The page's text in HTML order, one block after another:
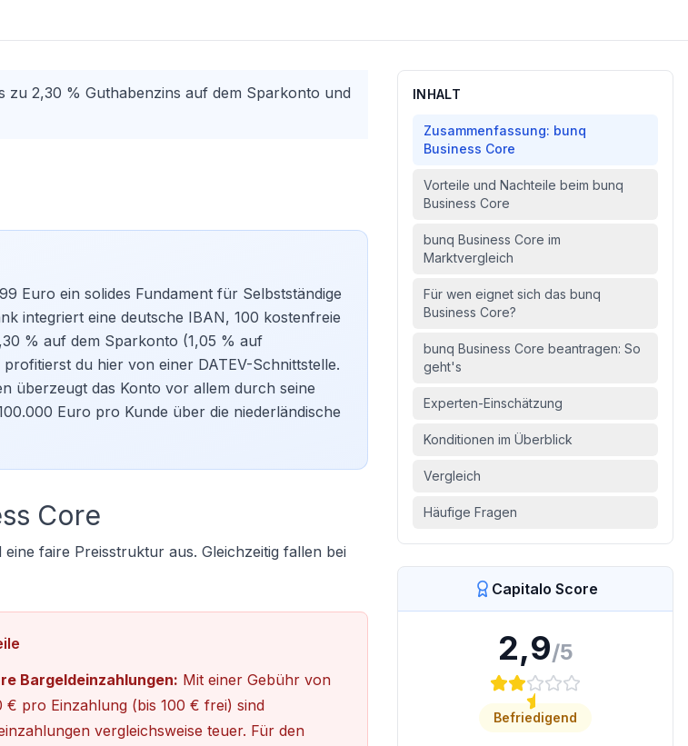
zu 2,30 % Guthabenzins auf dem Sparkonto und
Euro ein solides Fundament für Selbstständige
integriert eine deutsche IBAN, 100 kostenfreie
% auf dem Sparkonto (1,05 % auf
du hier von einer DATEV-Schnittstelle.
überzeugt das Konto vor allem durch seine
Euro pro Kunde über die niederländische
Core
faire Preisstruktur aus. Gleichzeitig fallen bei
Bargeldeinzahlungen: Mit einer Gebühr von
€ pro Einzahlung (bis 100 € frei) sind
vergleichsweise teuer. Für den
INHALT
Zusammenfassung: bunq
Business Core
Vorteile und Nachteile beim bunq
Business Core
bunq Business Core im
Marktvergleich
Für wen eignet sich das bunq
Business Core?
bunq Business Core beantragen: So
geht's
Experten-Einschätzung
Konditionen im Überblick
Vergleich
Häufige Fragen
Capitalo Score
2,9/5
Befriedigend